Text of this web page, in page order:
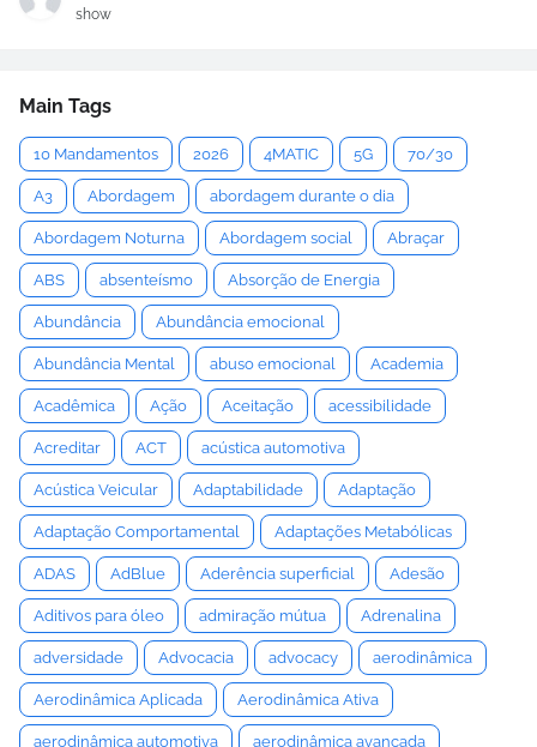
show
Main Tags
10 Mandamentos 2026 4MATIC 5G 70/30
A3 Abordagem abordagem durante o dia
Abordagem Noturna Abordagem social Abraçar
ABS absenteísmo Absorção de Energia
Abundância Abundância emocional
Abundância Mental abuso emocional Academia
Acadêmica Ação Aceitação acessibilidade
Acreditar ACT acústica automotiva
Acústica Veicular Adaptabilidade Adaptação
Adaptação Comportamental Adaptações Metabólicas
ADAS AdBlue Aderência superficial Adesão
Aditivos para óleo admiração mútua Adrenalina
adversidade Advocacia advocacy aerodinâmica
Aerodinâmica Aplicada Aerodinâmica Ativa
aerodinâmica automotiva aerodinâmica avançada